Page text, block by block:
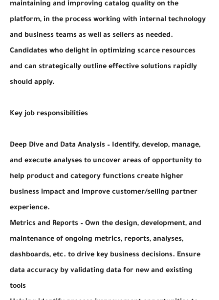
maintaining and improving catalog quality on the
platform, in the process working with internal technology
and business teams as well as sellers as needed.
Candidates who delight in optimizing scarce resources
and can strategically outline effective solutions rapidly
should apply.
Key job responsibilities
Deep Dive and Data Analysis – Identify, develop, manage,
and execute analyses to uncover areas of opportunity to
help product and category functions create higher
business impact and improve customer/selling partner
experience.
Metrics and Reports – Own the design, development, and
maintenance of ongoing metrics, reports, analyses,
dashboards, etc. to drive key business decisions. Ensure
data accuracy by validating data for new and existing
tools